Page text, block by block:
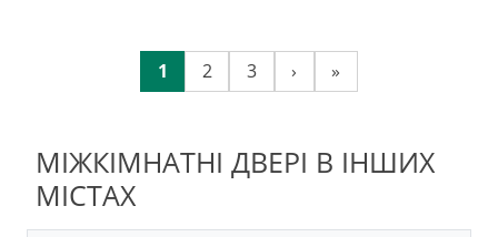
1 2 3 › »
МІЖКІМНАТНІ ДВЕРІ В ІНШИХ
МІСТАХ